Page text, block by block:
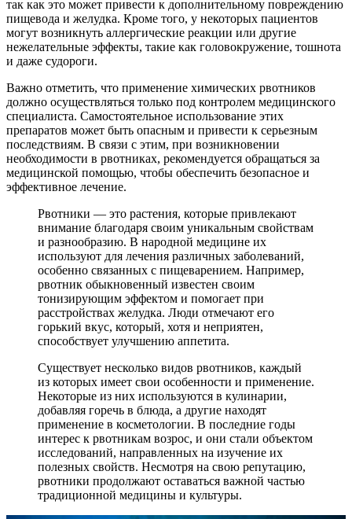
так как это может привести к дополнительному повреждению
пищевода и желудка. Кроме того, у некоторых пациентов
могут возникнуть аллергические реакции или другие
нежелательные эффекты, такие как головокружение, тошнота
и даже судороги.
Важно отметить, что применение химических рвотников
должно осуществляться только под контролем медицинского
специалиста. Самостоятельное использование этих
препаратов может быть опасным и привести к серьезным
последствиям. В связи с этим, при возникновении
необходимости в рвотниках, рекомендуется обращаться за
медицинской помощью, чтобы обеспечить безопасное и
эффективное лечение.
Рвотники — это растения, которые привлекают
внимание благодаря своим уникальным свойствам
и разнообразию. В народной медицине их
используют для лечения различных заболеваний,
особенно связанных с пищеварением. Например,
рвотник обыкновенный известен своим
тонизирующим эффектом и помогает при
расстройствах желудка. Люди отмечают его
горький вкус, который, хотя и неприятен,
способствует улучшению аппетита.
Существует несколько видов рвотников, каждый
из которых имеет свои особенности и применение.
Некоторые из них используются в кулинарии,
добавляя горечь в блюда, а другие находят
применение в косметологии. В последние годы
интерес к рвотникам возрос, и они стали объектом
исследований, направленных на изучение их
полезных свойств. Несмотря на свою репутацию,
рвотники продолжают оставаться важной частью
традиционной медицины и культуры.